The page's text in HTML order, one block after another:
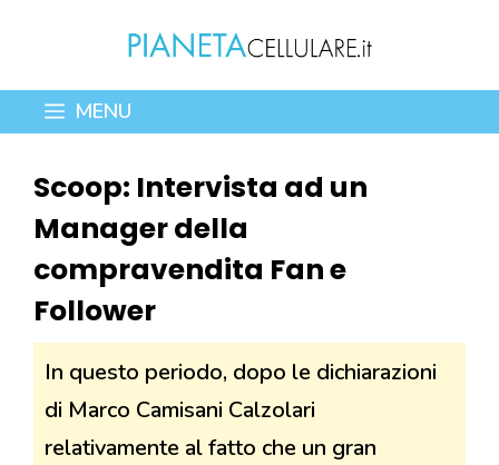
contenuto
MENU
Scoop: Intervista ad un
Manager della
compravendita Fan e
Follower
In questo periodo, dopo le dichiarazioni
di Marco Camisani Calzolari
relativamente al fatto che un gran